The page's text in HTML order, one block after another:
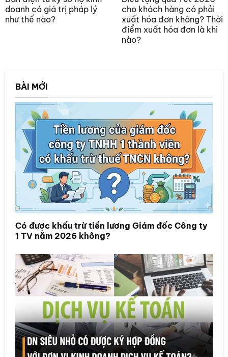
doanh có giá trị pháp lý
như thế nào?
cho khách hàng có phải
xuất hóa đơn không? Thời
điểm xuất hóa đơn là khi
nào?
BÀI MỚI
Có được khấu trừ tiền lương Giám đốc Công ty
1 TV năm 2026 không?